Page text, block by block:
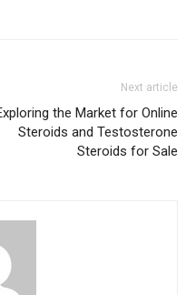
Next article
the Market for Online
Steroids and Testosterone
Steroids for Sale